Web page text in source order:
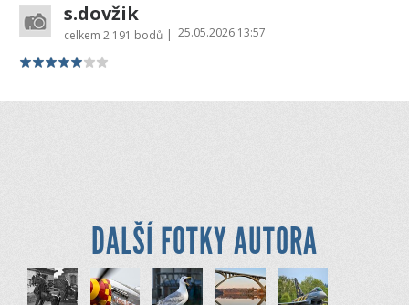
s.dovžik
celkem 2 191 bodů 25.05.2026 13:57
DALŠÍ FOTKY AUTORA